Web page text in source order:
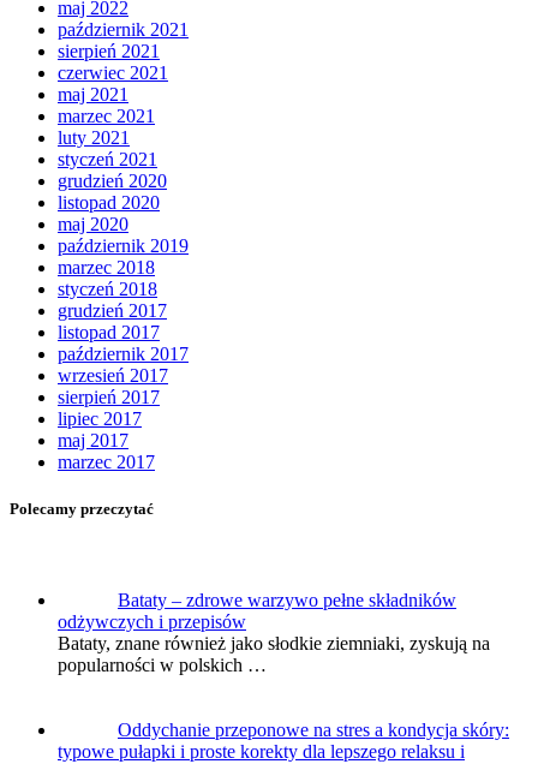
maj 2022
październik 2021
sierpień 2021
czerwiec 2021
maj 2021
marzec 2021
luty 2021
styczeń 2021
grudzień 2020
listopad 2020
maj 2020
październik 2019
marzec 2018
styczeń 2018
grudzień 2017
listopad 2017
październik 2017
wrzesień 2017
sierpień 2017
lipiec 2017
maj 2017
marzec 2017
Polecamy przeczytać
Bataty – zdrowe warzywo pełne składników
odżywczych i przepisów
Bataty, znane również jako słodkie ziemniaki, zyskują na
popularności w polskich …
Oddychanie przeponowe na stres a kondycja skóry:
typowe pułapki i proste korekty dla lepszego relaksu i